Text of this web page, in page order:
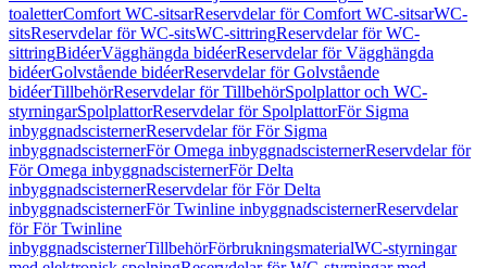
toaletterComfort WC-sitsarReservdelar för Comfort WC-sitsarWC-
sitsReservdelar för WC-sitsWC-sittringReservdelar för WC-
sittringBidéerVägghängda bidéerReservdelar för Vägghängda
bidéerGolvstående bidéerReservdelar för Golvstående
bidéerTillbehörReservdelar för TillbehörSpolplattor och WC-
styrningarSpolplattorReservdelar för SpolplattorFör Sigma
inbyggnadscisternerReservdelar för För Sigma
inbyggnadscisternerFör Omega inbyggnadscisternerReservdelar för
För Omega inbyggnadscisternerFör Delta
inbyggnadscisternerReservdelar för För Delta
inbyggnadscisternerFör Twinline inbyggnadscisternerReservdelar
för För Twinline
inbyggnadscisternerTillbehörFörbrukningsmaterialWC-styrningar